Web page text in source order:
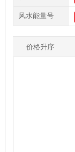
风水能量号
价格升序